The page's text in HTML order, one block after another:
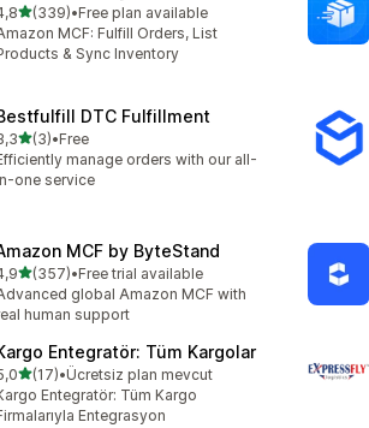
av 5 stjerner
(339)
339 omtaler
•Free plan available
MCF: Fulfill Orders, List
& Sync Inventory
DTC Fulfillment
av 5 stjerner
(3)
3 omtaler
•Free
manage orders with our all-
one service
MCF by ByteStand
av 5 stjerner
(357)
357 omtaler
•Free trial available
global Amazon MCF with
human support
Entegratör: Tüm Kargolar
av 5 stjerner
(17)
17 omtaler
•Ücretsiz plan mevcut
Entegratör: Tüm Kargo
Entegrasyon